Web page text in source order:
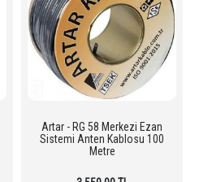
Artar - RG 58 Merkezi Ezan
Sistemi Anten Kablosu 100
Metre